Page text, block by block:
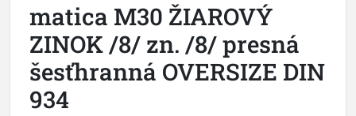
matica M30 ŽIAROVÝ
ZINOK /8/ zn. /8/ presná
šesťhranná OVERSIZE DIN
934